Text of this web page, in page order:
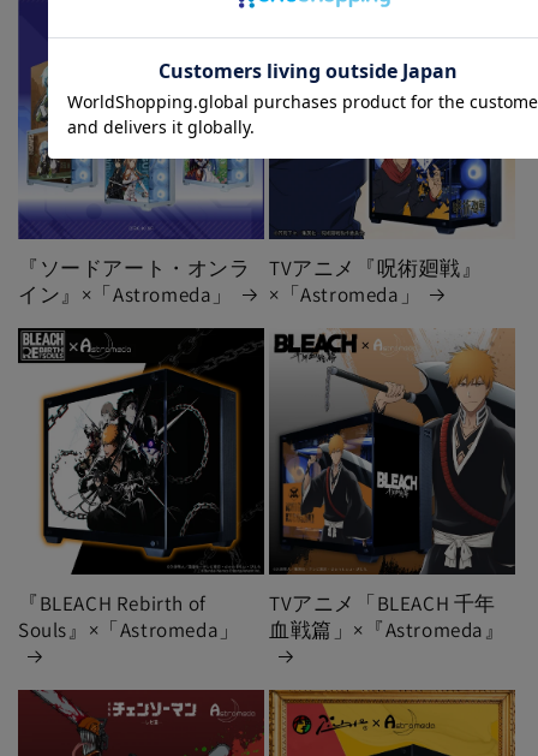
『ソードアート・オンラ
イン』×「Astromeda」
TVアニメ『呪術廻戦』
×「Astromeda」
『BLEACH Rebirth of
Souls』×「Astromeda」
TVアニメ「BLEACH 千年
血戦篇」×『Astromeda』